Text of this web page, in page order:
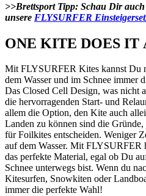
>>Brettsport Tipp: Schau Dir
unsere FLYSURFER
ONE KITE DOES IT
Mit FLYSURFER Kites kannst Du
dem Wasser und im Schnee immer
Das Closed Cell Design, was nicht
die hervorragenden Start- und
allem die Option, den Kite auch
Landen zu können sind die
für Foilkites entscheiden. Weniger
auf dem Wasser. Mit FLYSURFER
das perfekte Material, egal ob Du
Schnee unterwegs bist. Wenn du
Kitesurfen, Snowkiten oder
immer die perfekte Wahl!